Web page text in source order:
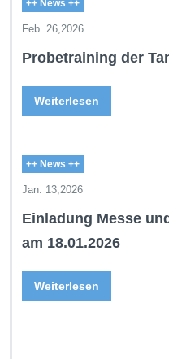
++ News ++
Feb. 26,2026
Probetraining der
Weiterlesen
++ News ++
Jan. 13,2026
Einladung Messe
am 18.01.2026
Weiterlesen